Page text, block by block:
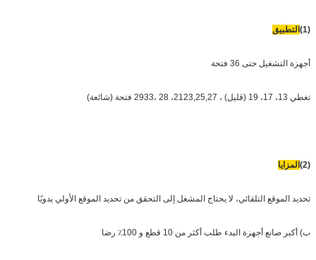
(1) التطبيق
أجهزة التشغيل حتى 36 فتحة
تغطي 13، 17، 19 (قليل) ، 2123,25,27، 28 ،2933 فتحة (شائعة)
(2) المزايا
تحديد الموقع التلقائي، لا يحتاج المشغل إلى التحقق من تحديد الموقع الأولي يدويًا
ب) أكبر صانع أجهزة البدء طلب أكثر من 10 قطع و 100٪ رضا